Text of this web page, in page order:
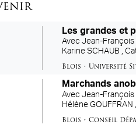
Les grandes et
AvecJean-François
Karine SCHAUB ,
Blois •Université
Marchands
AvecJean-François
Hélène GOUFFRAN ,
Blois •Conseil